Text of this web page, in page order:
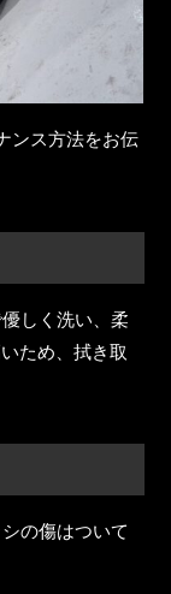
ンス方法をお伝
しく洗い、柔
ため、拭き取
の傷はついて